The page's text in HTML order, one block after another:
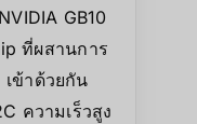
GB10
ที่ผสานการ
ข้าด้วยกัน
ความเร็วสูง